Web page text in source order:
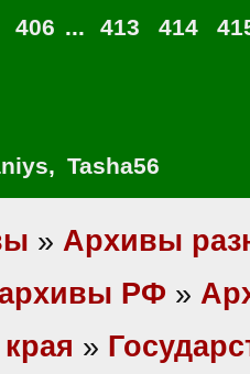
406 ... 413 414
, Tasha56
» Архивы
РФ »
»